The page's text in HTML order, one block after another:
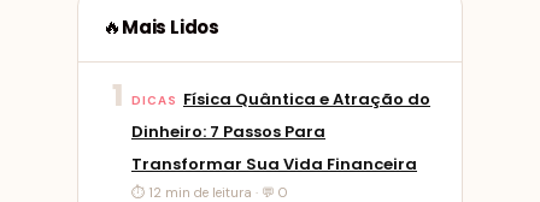
🔥Mais Lidos
1 DICAS
Física Quântica e Atração do
Dinheiro: 7 Passos Para
Transformar Sua Vida Financeira
⏱ 12 min de leitura · 💬 0